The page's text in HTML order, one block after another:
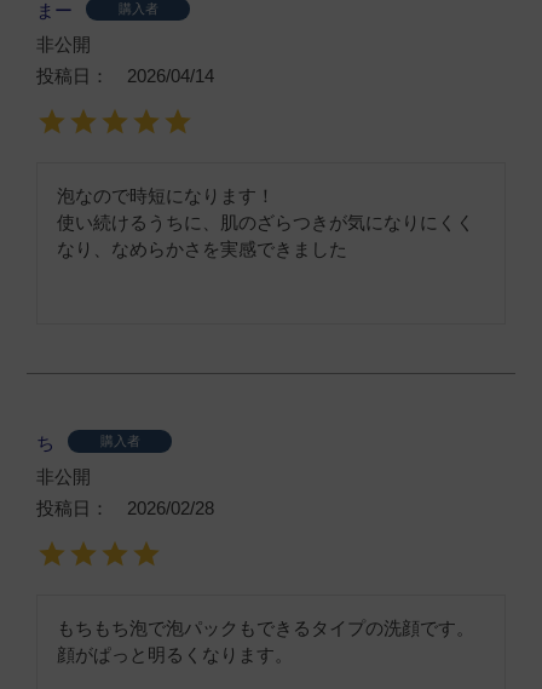
まー 購入者
非公開
投稿日
2026/04/14
泡なので時短になります！
使い続けるうちに、肌のざらつきが気になりにくく
なり、なめらかさを実感できました
ち 購入者
非公開
投稿日
2026/02/28
もちもち泡で泡パックもできるタイプの洗顔です。
顔がぱっと明るくなります。